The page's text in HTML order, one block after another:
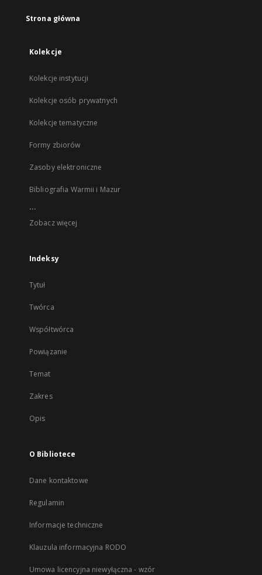
Strona główna
Kolekcje
Kolekcje instytucji
Kolekcje osób prywatnych
Kolekcje tematyczne
Formy zbiorów
Zasoby elektroniczne
Bibliografia Warmii i Mazur
...
Zobacz więcej
Indeksy
Tytuł
Twórca
Współtwórca
Powiązanie
Temat
Zakres
Opis
O Bibliotece
Dane kontaktowe
Regulamin
Informacje techniczne
Klauzula informacyjna RODO
Umowa licencyjna niewyłączna - wzór